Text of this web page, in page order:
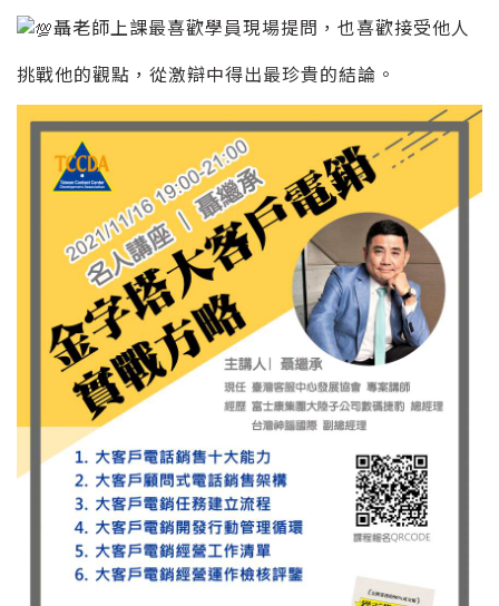
聶老師上課最喜歡學員現場提問，也喜歡接受他人
挑戰他的觀點，從激辯中得出最珍貴的結論。